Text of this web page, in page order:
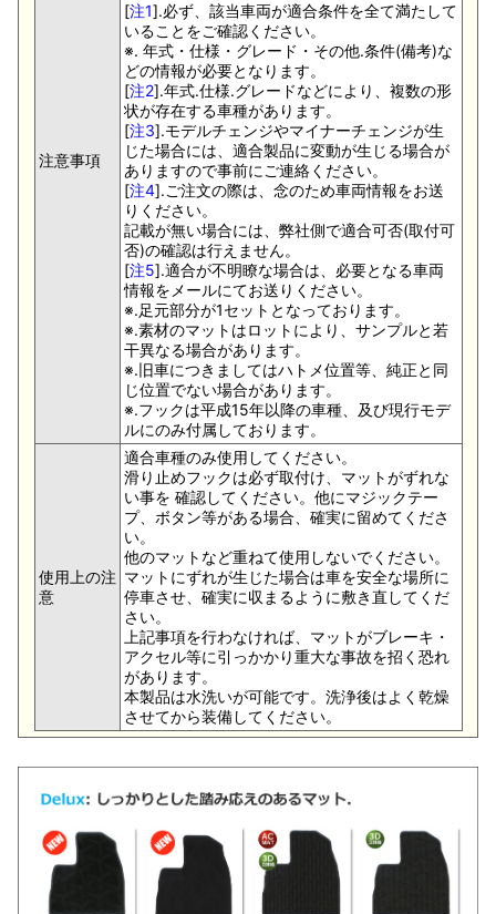
注意事項
[注1].必ず、該当車両が適合条件を全て満たして
いることをご確認ください。
※. 年式・仕様・グレード・その他.条件(備考)な
どの情報が必要となります。
[注2].年式.仕様.グレードなどにより、複数の形
状が存在する車種があります。
[注3].モデルチェンジやマイナーチェンジが生
じた場合には、適合製品に変動が生じる場合が
ありますので事前にご連絡ください。
[注4].ご注文の際は、念のため車両情報をお送
りください。
記載が無い場合には、弊社側で適合可否(取付可
否)の確認は行えません。
[注5].適合が不明瞭な場合は、必要となる車両
情報をメールにてお送りください。
※.足元部分が1セットとなっております。
※.素材のマットはロットにより、サンプルと若
干異なる場合があります。
※.旧車につきましてはハトメ位置等、純正と同
じ位置でない場合があります。
※.フックは平成15年以降の車種、及び現行モデ
ルにのみ付属しております。
使用上の注
意
適合車種のみ使用してください。
滑り止めフックは必ず取付け、マットがずれな
い事を 確認してください。他にマジックテー
プ、ボタン等がある場合、確実に留めてくださ
い。
他のマットなど重ねて使用しないでください。
マットにずれが生じた場合は車を安全な場所に
停車させ、確実に収まるように敷き直してくだ
さい。
上記事項を行わなければ、マットがブレーキ・
アクセル等に引っかかり重大な事故を招く恐れ
があります。
本製品は水洗いが可能です。洗浄後はよく乾燥
させてから装備してください。